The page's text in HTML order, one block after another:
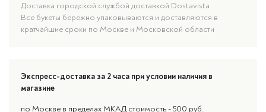
Доставка городской службой доставкой Dostavista
Все букеты бережно упаковываются и доставляются в
кратчайшие сроки по Москве и Московской области
Экспресс-доставка за 2 часа при условии наличия в
магазине
по Москве в пределах МКАД стоимость - 500 руб.